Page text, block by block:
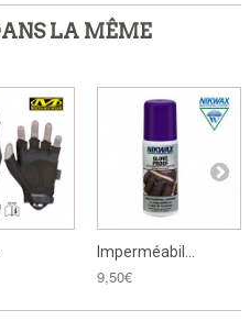
LA MÊME
Imperméabil...
9,50€